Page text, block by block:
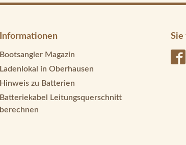
Informationen
Bootsangler Magazin
Ladenlokal in Oberhausen
Hinweis zu Batterien
Batteriekabel Leitungsquerschnitt
berechnen
Sie